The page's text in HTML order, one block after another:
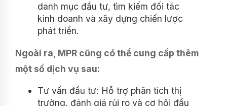
danh mục đầu tư, tìm kiếm đối tác
kinh doanh và xây dựng chiến lược
phát triển.
Ngoài ra, MPR cũng có thể cung cấp thêm
một số dịch vụ sau:
Tư vấn đầu tư: Hỗ trợ phân tích thị
trường, đánh giá rủi ro và cơ hội đầu